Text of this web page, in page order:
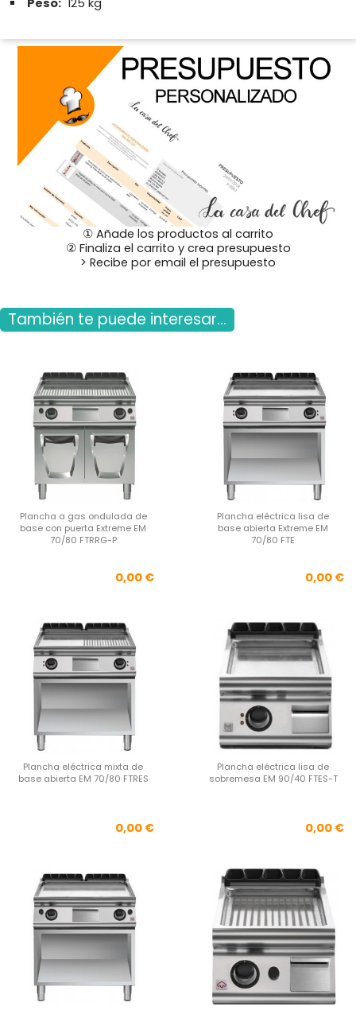
Peso: 125 kg
① Añade los productos al carrito
② Finaliza el carrito y crea presupuesto
> Recibe por email el presupuesto
También te puede interesar...
Plancha a gas ondulada de
base con puerta Extreme EM
70/80 FTRRG-P
Precio
0,00 €
Plancha eléctrica lisa de
base abierta Extreme EM
70/80 FTE
0,00 €
Plancha eléctrica mixta de
base abierta EM 70/80 FTRES
Precio
0,00 €
Plancha eléctrica lisa de
sobremesa EM 90/40 FTES-T
0,00 €